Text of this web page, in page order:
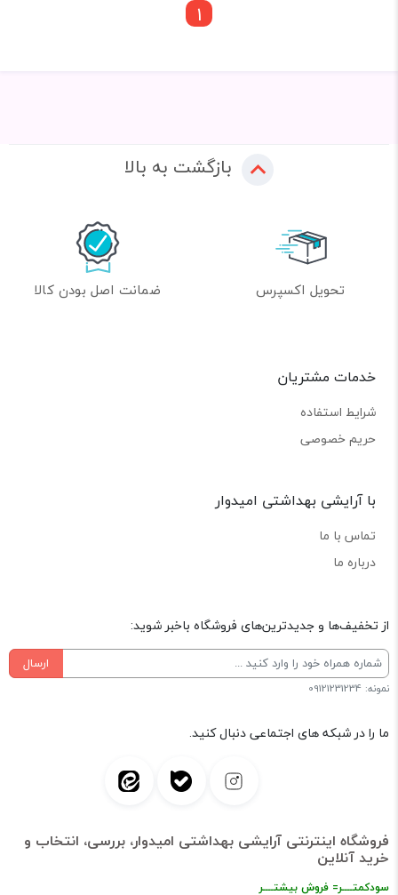
1
بازگشت به بالا
تحویل اکسپرس ضمانت اصل بودن کالا
خدمات مشتریان
شرایط استفاده
حریم خصوصی
با آرایشی بهداشتی امیدوار
تماس با ما
درباره ما
از تخفیف‌ها و جدیدترین‌های فروشگاه باخبر شوید:
ارسال
نمونه: 09121231234
ما را در شبکه های اجتماعی دنبال کنید.
فروشگاه اینترنتی آرایشی بهداشتی امیدوار، بررسی، انتخاب و
خرید آنلاین
سودکمتــــر= فروش بیشتــــر